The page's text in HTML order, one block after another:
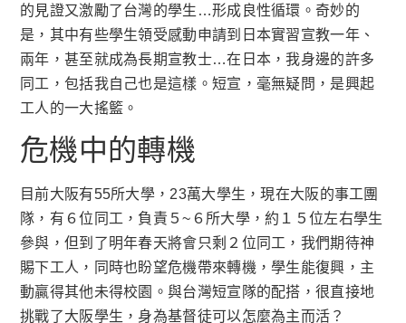
的見證又激勵了台灣的學生…形成良性循環。奇妙的
是，其中有些學生領受感動申請到日本實習宣教一年、
兩年，甚至就成為長期宣教士…在日本，我身邊的許多
同工，包括我自己也是這樣。短宣，毫無疑問，是興起
工人的一大搖籃。
危機中的轉機
目前大阪有55所大學，23萬大學生，現在大阪的事工團
隊，有６位同工，負責５~６所大學，約１５位左右學生
參與，但到了明年春天將會只剩２位同工，我們期待神
賜下工人，同時也盼望危機帶來轉機，學生能復興，主
動贏得其他未得校園。與台灣短宣隊的配搭，很直接地
挑戰了大阪學生，身為基督徒可以怎麼為主而活？